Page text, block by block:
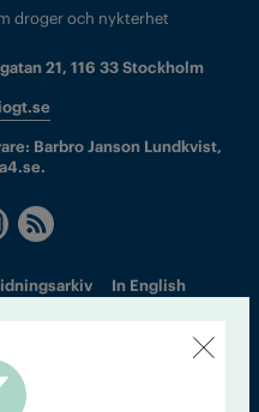
droger och nykterhet
21, 116 33 Stockholm
Barbro Janson Lundkvist,
In English